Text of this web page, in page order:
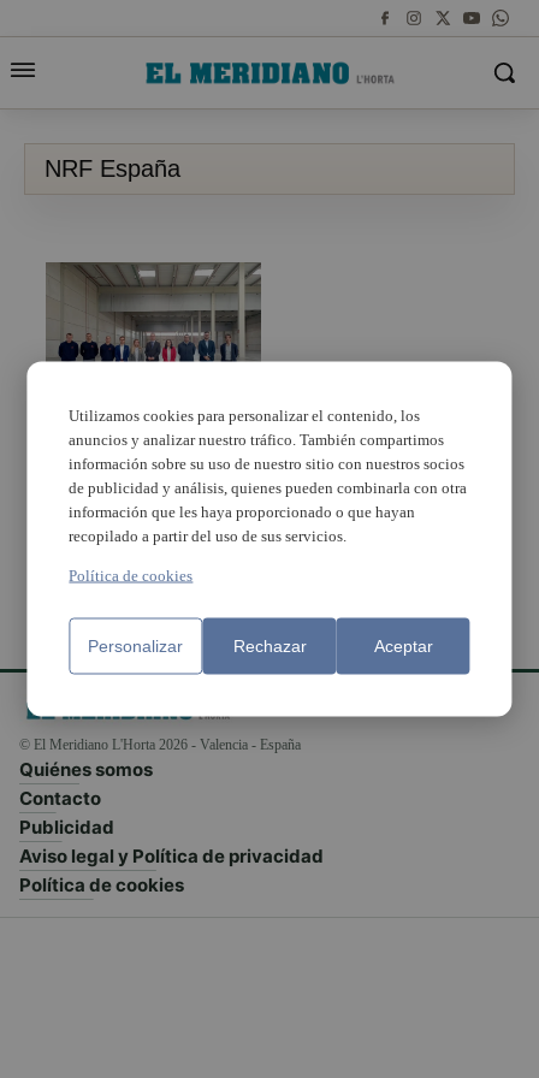
NRF España
Catarroja dóna la
benvinguda a NRF
España en el parc
empresarial
© El Meridiano L'Horta 2026 - Valencia - España
Quiénes somos
Contacto
Publicidad
Aviso legal y Política de privacidad
Política de cookies
Utilizamos cookies para personalizar el contenido, los
anuncios y analizar nuestro tráfico. También compartimos
información sobre su uso de nuestro sitio con nuestros socios
de publicidad y análisis, quienes pueden combinarla con otra
información que les haya proporcionado o que hayan
recopilado a partir del uso de sus servicios.
Política de cookies
Personalizar Rechazar Aceptar